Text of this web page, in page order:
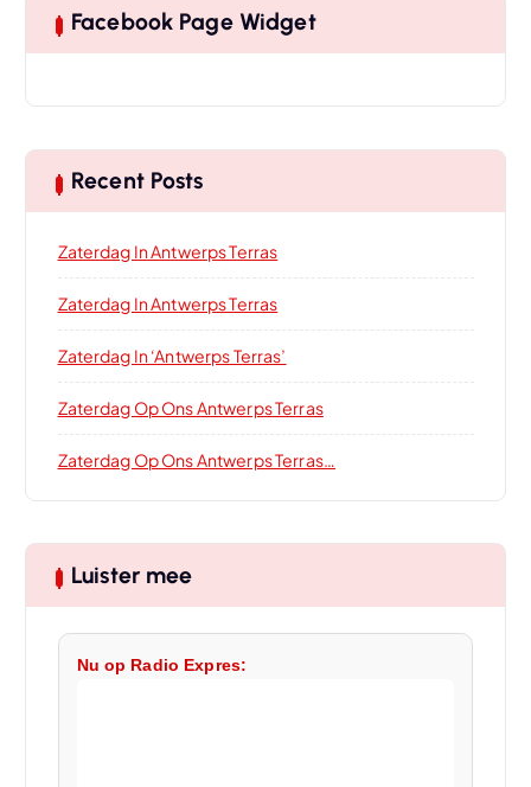
Facebook Page Widget
Recent Posts
Zaterdag In Antwerps Terras
Zaterdag In Antwerps Terras
Zaterdag In ‘Antwerps Terras’
Zaterdag Op Ons Antwerps Terras
Zaterdag Op Ons Antwerps Terras…
Luister mee
Nu op Radio Expres: